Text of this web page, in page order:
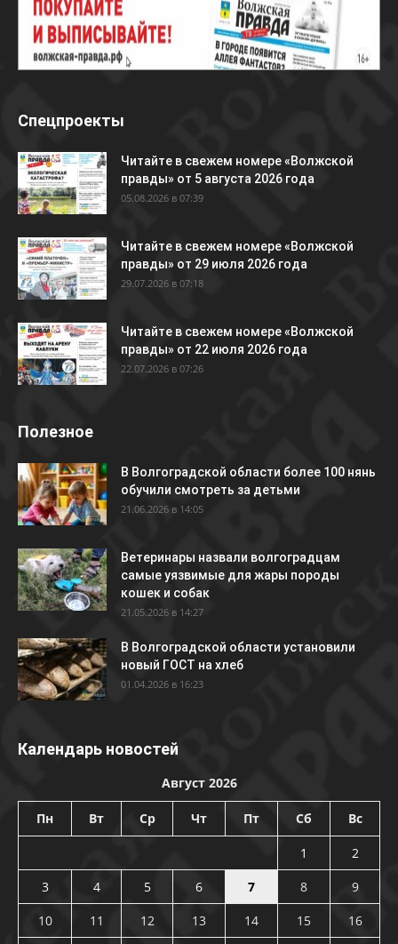
Спецпроекты
Читайте в свежем номере «Волжской
правды» от 5 августа 2026 года
05.08.2026 в 07:39
Читайте в свежем номере «Волжской
правды» от 29 июля 2026 года
29.07.2026 в 07:18
Читайте в свежем номере «Волжской
правды» от 22 июля 2026 года
22.07.2026 в 07:26
Полезное
В Волгоградской области более 100 нянь
обучили смотреть за детьми
21.06.2026 в 14:05
Ветеринары назвали волгоградцам
самые уязвимые для жары породы
кошек и собак
21.05.2026 в 14:27
В Волгоградской области установили
новый ГОСТ на хлеб
01.04.2026 в 16:23
Календарь новостей
Август 2026
Пн Вт Ср Чт Пт Сб Вс
1
2
3
4 5 6 7 8
9
10
11 12 13 14 15
16